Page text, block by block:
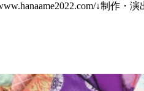
↓制作・